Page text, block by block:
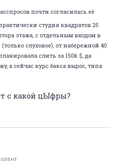
почти согласилась её
студия квадратов 25
этажа, с отдельным входом в
слуховое), от набережной 40
слить за 150k $, да
а сейчас курс бакса вырос, типа
с какой цЫфры?